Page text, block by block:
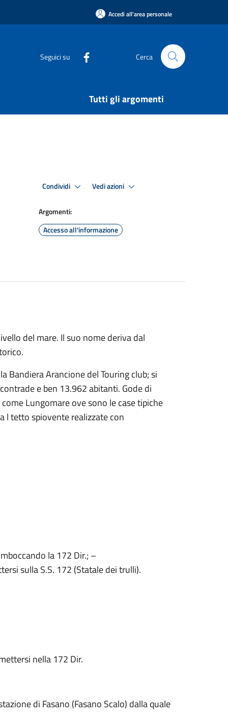
Accedi all'area personale
Seguici su Cerca
Tutti gli argomenti
Condividi Vedi azioni
Argomenti:
Accesso all'informazione
del mare. Il suo nome deriva dal
Bandiera Arancione del Touring club; si
e ben 13.962 abitanti. Gode di
Lungomare ove sono le case tipiche
l tetto spiovente realizzate con
la 172 Dir.; –
sulla S.S. 172 (Statale dei trulli).
nella 172 Dir.
di Fasano (Fasano Scalo) dalla quale